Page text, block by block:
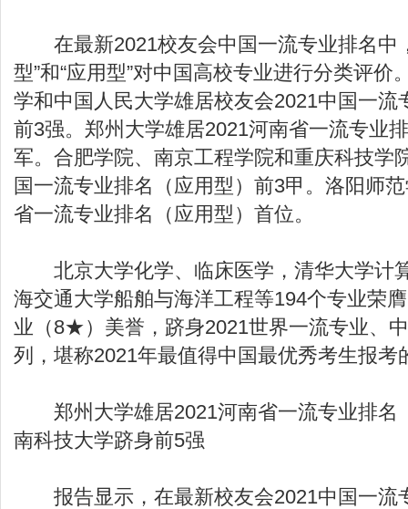
在最新2021校友会中国一流专业排名中
型”和“应用型”对中国高校专业进行分类评价
学和中国人民大学雄居校友会2021中国一流
前3强。郑州大学雄居2021河南省一流专业
军。合肥学院、南京工程学院和重庆科技学
国一流专业排名（应用型）前3甲。洛阳师
省一流专业排名（应用型）首位。
北京大学化学、临床医学，清华大学计
海交通大学船舶与海洋工程等194个专业荣
业（8★）美誉，跻身2021世界一流专业、
列，堪称2021年最值得中国最优秀考生报考
郑州大学雄居2021河南省一流专业排名
南科技大学跻身前5强
报告显示，在最新校友会2021中国一流